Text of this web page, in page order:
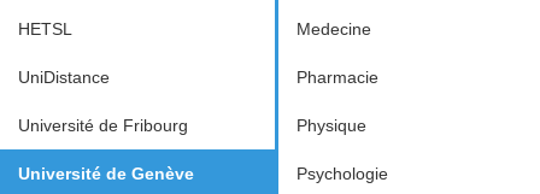
HETSL
UniDistance
Université de Fribourg
Université de Genève
Medecine
Pharmacie
Physique
Psychologie